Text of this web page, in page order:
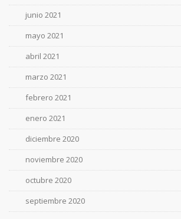
junio 2021
mayo 2021
abril 2021
marzo 2021
febrero 2021
enero 2021
diciembre 2020
noviembre 2020
octubre 2020
septiembre 2020